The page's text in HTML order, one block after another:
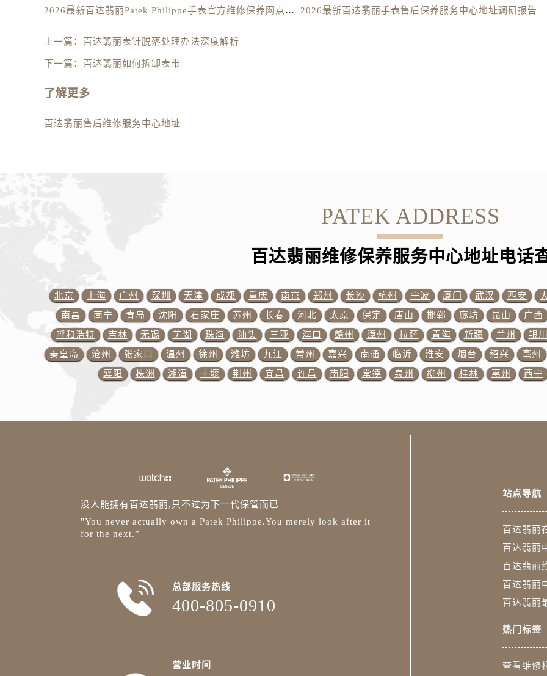
内蒙古自治区赤峰市红山区哈达街百达翡丽售后服务中心（需提前预约）
内蒙古自治区呼伦贝尔市海拉尔区中央街百达翡丽售后服务中心（需提前预约）
内蒙古自治区乌兰察布市集宁区恩和大街百达翡丽售后服务中心（需提前预约）
山西省晋中市榆次区顺城街百达翡丽售后服务中心（需提前预约）
山西省临汾市尧都区解放路百达翡丽售后服务中心（需提前预约）
山西省吕梁市离石区永宁中路与建设街交叉口百达翡丽售后服务中心（需提前预约）
山西省朔州市朔城区怡西路与鄯阳西街交汇处百达翡丽售后服务中心（需提前预约）
山西省阳泉市郊区平阳东街与新城大道交叉口百达翡丽售后服务中心（需提前预约）
山西省运城市盐湖区河东街百达翡丽售后服务中心（需提前预约）
山西省长治市潞州区英雄中路百达翡丽售后服务中心（需提前预约）
山西省太原市迎泽区迎泽街道解放路15号亨得利名表维修授权店3楼百达翡丽售后服务中心（需提前
天津市和平区赤峰道136号天津国际金融中心26层2603室百达翡丽售后服务中心（需提前预约）
安徽省安庆市迎江区人民路百达翡丽售后服务中心（需提前预约）
安徽省淮北市相山区淮海路百达翡丽售后服务中心（需提前预约）
安徽省淮南市田家庵区国庆中路百达翡丽售后服务中心（需提前预约）
安徽省六安市金安区解放中路百达翡丽售后服务中心（需提前预约）
安徽省铜陵市铜官区石城大道百达翡丽售后服务中心（需提前预约）
安徽省芜湖市镜湖区中山路步行街百达翡丽售后服务中心（需提前预约）
安徽省宣城市宣州区叠嶂西路百达翡丽售后服务中心（需提前预约）
福建省宁德市蕉城区天湖东路百达翡丽售后服务中心（需提前预约）
2026最新百达翡丽Patek Philippe手表官方维修保养网点地址调研报告
2026最新百达翡丽手表售后保养服务中心地址调研报告
上一篇： 百达翡丽表针脱落处理办法深度解析
下一篇： 百达翡丽如何拆卸表带
了解更多
百达翡丽售后维修服务中心地址
PATEK ADDRESS
百达翡丽维修保养服务中心地址电话
北京 上海 广州 深圳 天津 成都 重庆 南京 郑州 长沙 杭州 宁波 厦门 武汉 西安
南昌
南宁 青岛 沈阳 石家庄 苏州 长春 河北 太原 保定 唐山 邯郸 廊坊 昆山 广西
呼和浩特
吉林 无锡 芜湖 珠海 汕头 三亚 海口 赣州 漳州 拉萨 青海 新疆 兰州 银川
秦皇岛
沧州 张家口 温州 徐州 潍坊 九江 常州 嘉兴 南通 临沂 淮安 烟台 绍兴 亳州
襄阳
株洲 湘潭 十堰 荆州 宜昌 许昌 南阳 常德 泉州 柳州 桂林 惠州 西宁
没人能拥有百达翡丽,只不过为下一代保管而已
"You never actually own a Patek Philippe.You merely look after it
for the next.”
总部服务热线
400-805-0910
营业时间
站点导航
百达翡丽
百达翡丽
百达翡丽
百达翡丽
百达翡丽
热门标签
查看维修